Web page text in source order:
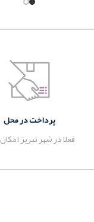
پرداخت در محل
فعلا در شهر تبریز